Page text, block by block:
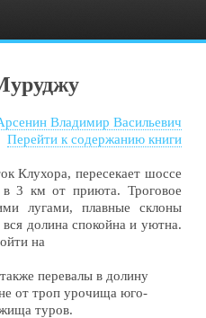
Владимир Васильевич
Перейти к содержанию книги
Клухора, пересекает шоссе
3 км от приюта. Троговое
лугами, плавные склоны
долина спокойна и уютна.
на
перевалы в долину
от троп урочища юго-
туров.